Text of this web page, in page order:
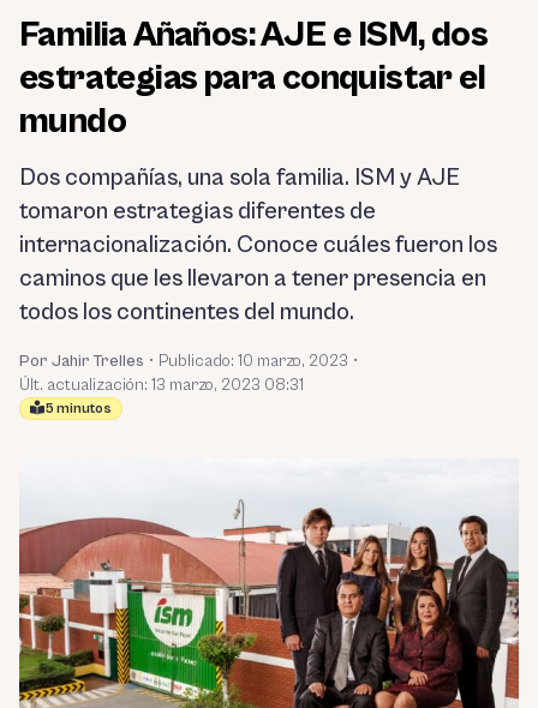
Familia Añaños: AJE e ISM, dos
estrategias para conquistar el
mundo
Dos compañías, una sola familia. ISM y AJE
tomaron estrategias diferentes de
internacionalización. Conoce cuáles fueron los
caminos que les llevaron a tener presencia en
todos los continentes del mundo.
Por Jahir Trelles • Publicado: 10 marzo, 2023 •
Últ. actualización: 13 marzo, 2023 08:31
5 minutos